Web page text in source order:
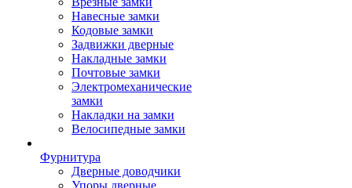
Навесные замки
Кодовые замки
Задвижки дверные
Накладные замки
Почтовые замки
Электромеханические
замки
Накладки на замки
Велосипедные замки
Фурнитура
Дверные доводчики
Упоры дверные